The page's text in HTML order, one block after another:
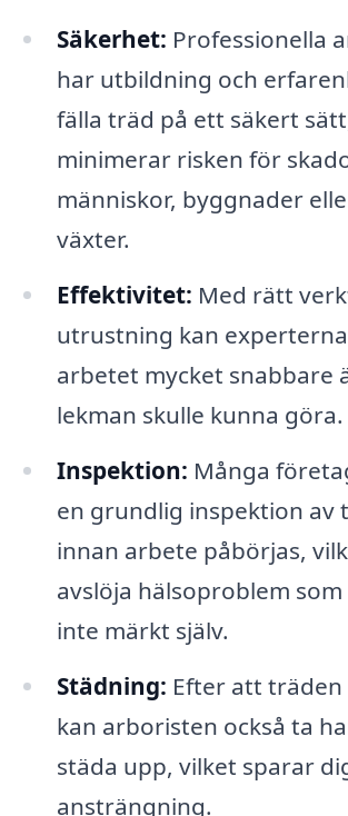
Säkerhet: Professionella
har utbildning och
fälla träd på ett säkert
minimerar risken för
människor, byggnader
växter.
Effektivitet: Med rätt
utrustning kan
arbetet mycket snabbare
lekman skulle kunna göra.
Inspektion: Många
en grundlig inspektion av
innan arbete påbörjas,
avslöja hälsoproblem
inte märkt själv.
Städning: Efter att träden
kan arboristen också ta
städa upp, vilket sparar
ansträngning.